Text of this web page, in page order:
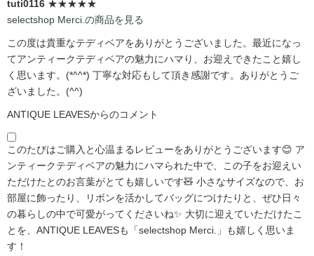
tuti0116 ★★★★★
selectshop Merci.の商品を見る
この度は貴重なテディベアをありがとうございました。最近になっ
てアンティークテディベアの魅力にハマり、お迎えできたこと嬉し
く思います。(*^^*) 丁寧な対応もして頂き感謝です。ありがとうご
ざいました。(^^)
ANTIQUE LEAVESからのコメント
このたびはご購入と心温まるレビューをありがとうございます😊 ア
ンティークテディベアの魅力にハマられた中で、この子をお迎えい
ただけたとのお言葉がとても嬉しいです🧸 小さなサイズなので、お
部屋に飾ったり、リボンを活かしてバッグにつけたりと、ぜひ日々
の暮らしの中で可愛がってくださいね✨ 大切に迎えていただけたこ
とを、ANTIQUE LEAVESも「selectshop Merci.」も嬉しく思いま
す！